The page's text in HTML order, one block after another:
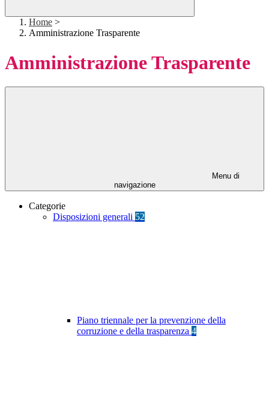
Home >
Amministrazione Trasparente
Amministrazione Trasparente
Menu di
navigazione
Categorie
Disposizioni generali 52
Piano triennale per la prevenzione della
corruzione e della trasparenza 4